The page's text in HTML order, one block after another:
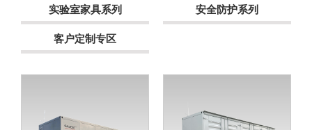
实验室家具系列 安全防护系列
客户定制专区